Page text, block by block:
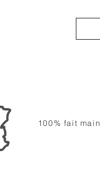
100% fait main